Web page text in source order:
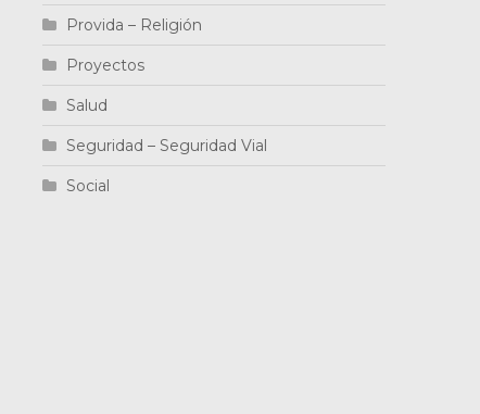
Provida – Religión
Proyectos
Salud
Seguridad – Seguridad Vial
Social